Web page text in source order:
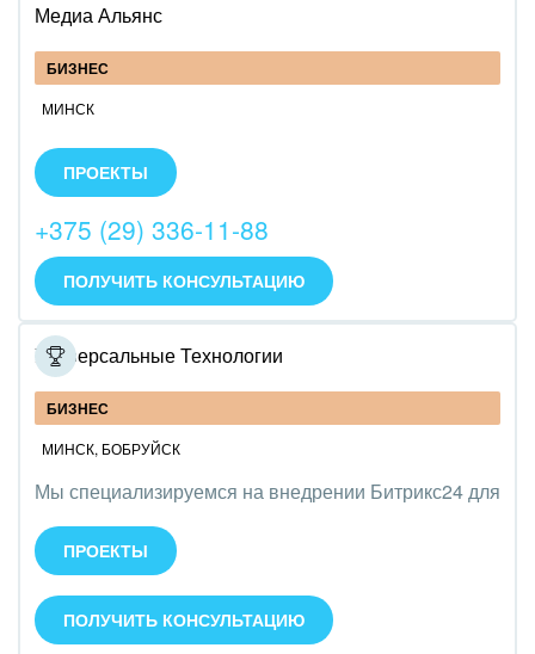
Медиа Альянс
БИЗНЕС
МИНСК
внедряем CRM, интегрируем портал с 1С и другими
сервисами, обучаем персонал по работе с
настраивает IP телефонию.
ПРОЕКТЫ
+375 (29) 336-11-88
ПОЛУЧИТЬ КОНСУЛЬТАЦИЮ
Универсальные Технологии
БИЗНЕС
МИНСК, БОБРУЙСК
Мы специализируемся на внедрении Битрикс24 для
Оказываем услуги по настройке, интеграции и
обучению сотрудников. Команда - 12 человек.
ПРОЕКТЫ
ПОЛУЧИТЬ КОНСУЛЬТАЦИЮ